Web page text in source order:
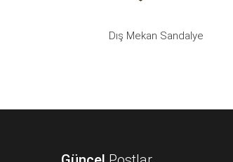
Dış Mekan Sandalye